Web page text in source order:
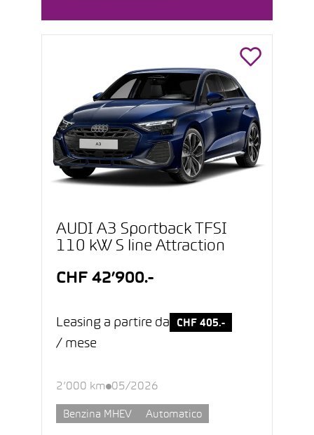
AUDI A3 Sportback TFSI
110 kW S line Attraction
CHF 42’900.-
Leasing a partire da CHF 405.-
/ mese
2’000 km 05/2026
Benzina MHEV Automatico